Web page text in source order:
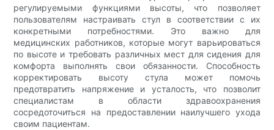
регулируемыми функциями высоты, что позволяет
пользователям настраивать стул в соответствии с их
конкретными потребностями. Это важно для
медицинских работников, которые могут варьироваться
по высоте и требовать различных мест для сидения для
комфорта выполнять свои обязанности. Способность
корректировать высоту стула может помочь
предотвратить напряжение и усталость, что позволит
специалистам в области здравоохранения
сосредоточиться на предоставлении наилучшего ухода
своим пациентам.